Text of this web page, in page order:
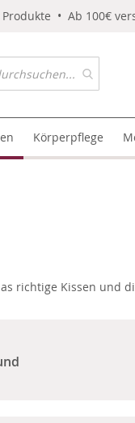
• Ab 100€
Körperpflege
richtige Kissen